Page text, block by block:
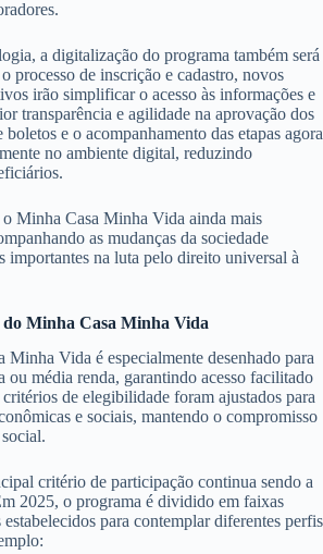
a digitalização do programa também será
processo de inscrição e cadastro, novos
irão simplificar o acesso às informações e
transparência e agilidade na aprovação dos
e o acompanhamento das etapas agora
no ambiente digital, reduzindo
o Minha Casa Minha Vida ainda mais
as mudanças da sociedade
importantes na luta pelo direito universal à
Minha Casa Minha Vida
Minha Vida é especialmente desenhado para
ou média renda, garantindo acesso facilitado
de elegibilidade foram ajustados para
e sociais, mantendo o compromisso
critério de participação continua sendo a
2025, o programa é dividido em faixas
para contemplar diferentes perfis